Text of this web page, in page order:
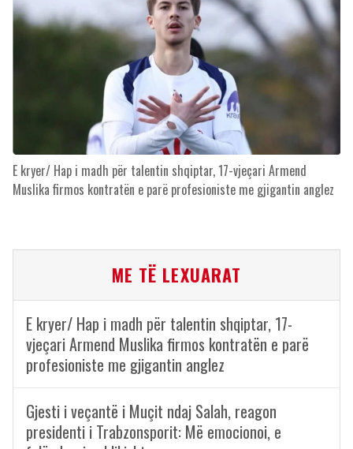
E kryer/ Hap i madh për talentin shqiptar, 17-vjeçari Armend
Muslika firmos kontratën e parë profesioniste me gjigantin anglez
ME TË LEXUARAT
E kryer/ Hap i madh për talentin shqiptar, 17-
vjeçari Armend Muslika firmos kontratën e parë
profesioniste me gjigantin anglez
Gjesti i veçantë i Muçit ndaj Salah, reagon
presidenti i Trabzonsporit: Më emocionoi, e